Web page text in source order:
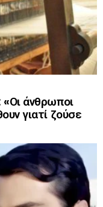
«Οι άνθρωποι
γιατί ζούσε